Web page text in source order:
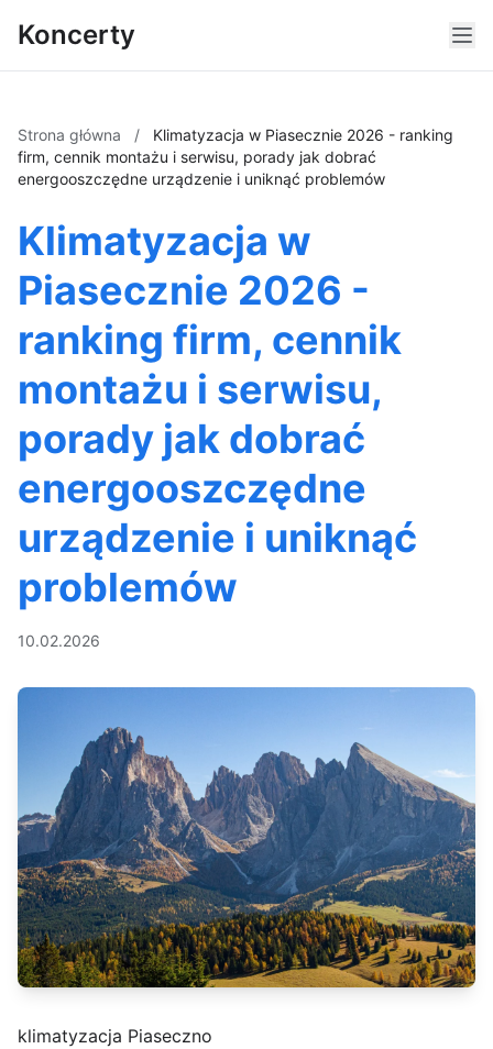
Koncerty
Strona główna /
Klimatyzacja w Piasecznie 2026 - ranking
firm, cennik montażu i serwisu, porady jak dobrać
energooszczędne urządzenie i uniknąć problemów
Klimatyzacja w
Piasecznie 2026 -
ranking firm, cennik
montażu i serwisu,
porady jak dobrać
energooszczędne
urządzenie i uniknąć
problemów
10.02.2026
klimatyzacja Piaseczno